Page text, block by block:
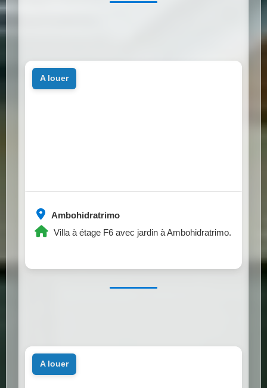
Ambohidratrimo
Villa à étage F6 avec jardin à Ambohidratrimo.
a louer
a louer